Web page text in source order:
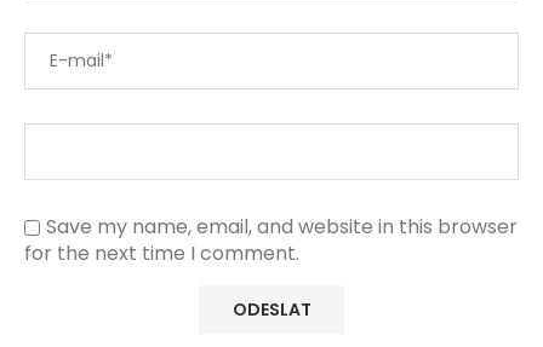
Save my name, email, and website in this browser
for the next time I comment.